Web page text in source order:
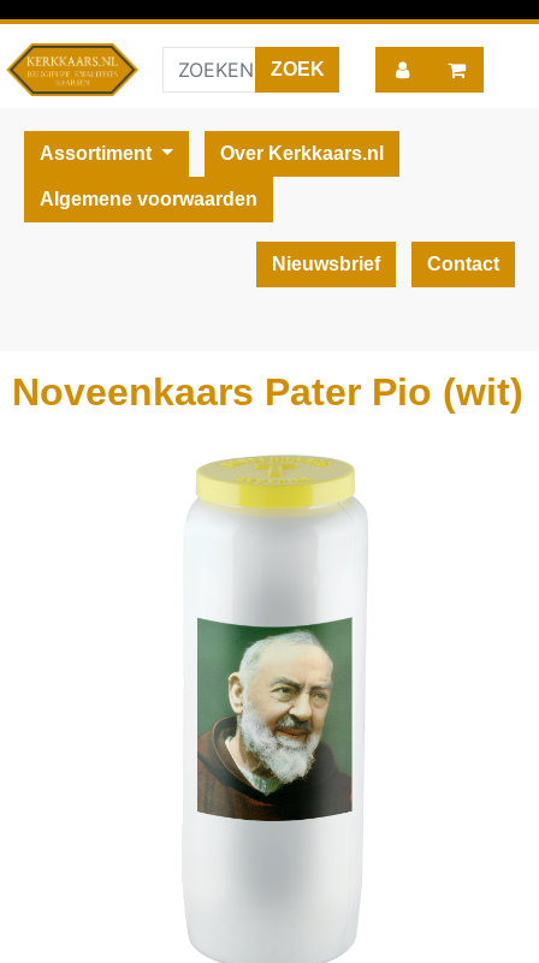
Assortiment Over Kerkkaars.nl
Algemene voorwaarden
Nieuwsbrief Contact
Noveenkaars Pater Pio (wit)